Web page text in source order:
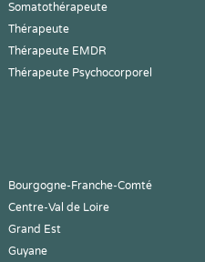
Somatothérapeute
Thérapeute
Thérapeute EMDR
Thérapeute Psychocorporel
Bourgogne-Franche-Comté
Centre-Val de Loire
Grand Est
Guyane